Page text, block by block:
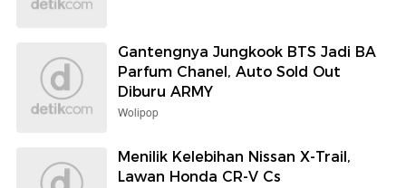
Gantengnya Jungkook BTS Jadi BA
Parfum Chanel, Auto Sold Out
Diburu ARMY
Wolipop
Menilik Kelebihan Nissan X-Trail,
Lawan Honda CR-V Cs